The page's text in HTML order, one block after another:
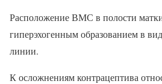
Расположение ВМС в полости
гиперэхогенным образованием в
линии.
К осложнениям контрацептива